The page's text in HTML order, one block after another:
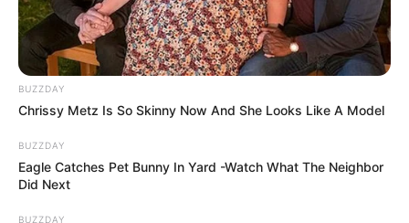
pedig csak annyit mondtak: „Ez csak egy kis
koccanásos szabálysértés volt.”
Az autó hollétét is mi derítettük ki.
Ha a barátnő nem szól, mikor tudjuk meg, mi
történt?
A rendőrség a családot semmiről sem értesítette.
BUZZDAY
Chrissy Metz Is So Skinny Now And She Looks Like A Model
BUZZDAY
Eagle Catches Pet Bunny In Yard -Watch What The Neighbor
Did Next
BUZZDAY